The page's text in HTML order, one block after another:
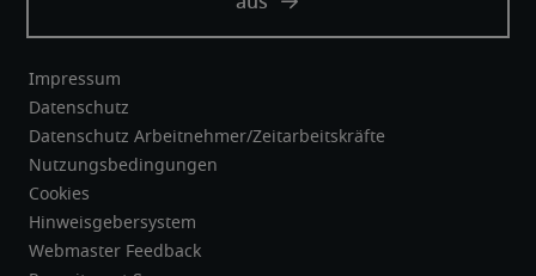
Impressum
Datenschutz
Datenschutz Arbeitnehmer/Zeitarbeitskräfte
Nutzungsbedingungen
Cookies
Hinweisgebersystem
Webmaster Feedback